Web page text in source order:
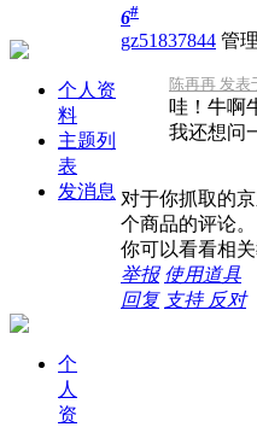
个人资
料
主题列
表
发消息
6#
gz51837844 管
陈再再 发表
哇！牛啊
我还想问
对于你抓取的
个商品的评论。
你可以看看相关
举报 使用道具
回复 支持 反对
个
人
资